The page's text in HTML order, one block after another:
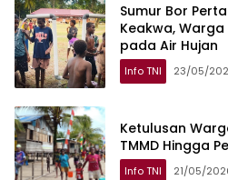
Sumur Bor
Keakwa,
pada Air Hujan
Info TNI 23/05/
Ketulusan
TMMD Hingga
Info TNI 21/05/